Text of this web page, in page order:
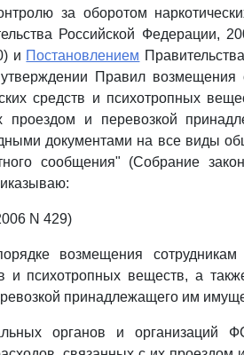
за оборотом
Российской Федерации,
и Постановлением
Правил возмещения
средств и психотропных
и перевозкой
документами на все виды
сообщения" (Собрание
N 429)
возмещения сотрудникам
и психотропных веществ, а
принадлежащего им
органов и организаций